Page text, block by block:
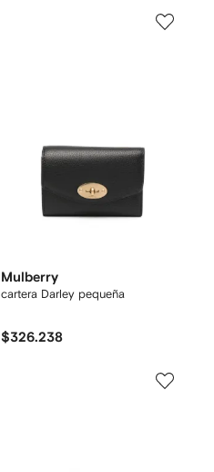
Mulberry
cartera Darley pequeña
$326.238